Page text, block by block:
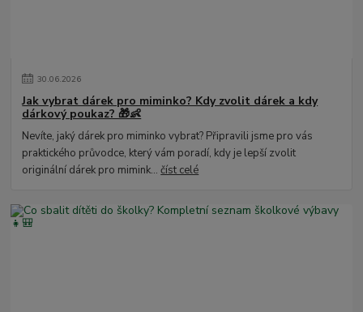
30.06.2026
Jak vybrat dárek pro miminko? Kdy zvolit dárek a kdy
dárkový poukaz? 🎁👶
Nevíte, jaký dárek pro miminko vybrat? Připravili jsme pro vás
praktického průvodce, který vám poradí, kdy je lepší zvolit
originální dárek pro mimink...číst celé